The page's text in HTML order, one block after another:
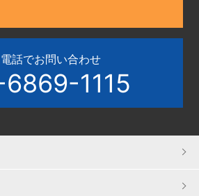
話でお問い合わせ
1115